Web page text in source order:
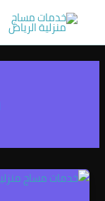
المحتوى